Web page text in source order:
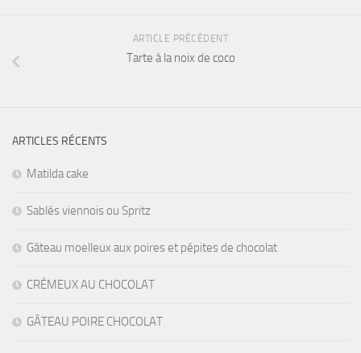
ARTICLE PRÉCÉDENT
Tarte à la noix de coco
ARTICLES RÉCENTS
Matilda cake
Sablés viennois ou Spritz
Gâteau moelleux aux poires et pépites de chocolat
CRÉMEUX AU CHOCOLAT
GÂTEAU POIRE CHOCOLAT